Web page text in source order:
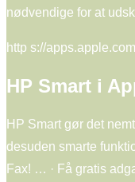
nødvendige for at
http s://
HP Smart i
HP Smart gør det
desuden smarte
Fax! … · Få gratis